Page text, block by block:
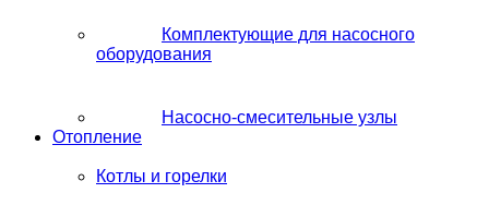
Комплектующие для насосного
оборудования
Насосно-смесительные узлы
Отопление
Котлы и горелки